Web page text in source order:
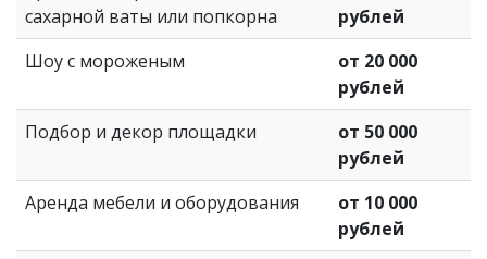
сахарной ваты или попкорна
рублей
Шоу с мороженым
от 20 000
рублей
Подбор и декор площадки
от 50 000
рублей
Аренда мебели и оборудования
от 10 000
рублей